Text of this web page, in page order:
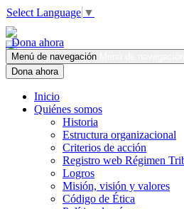
Select Language ▼
Dona ahora
Menú de navegación
Dona ahora
Inicio
Quiénes somos
Historia
Estructura organizacional
Criterios de acción
Registro web Régimen
Logros
Misión, visión y valores
Código de Ética